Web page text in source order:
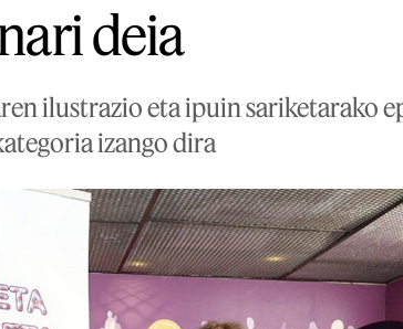
deia
ilustrazio eta ipuin sariketarako
izango dira